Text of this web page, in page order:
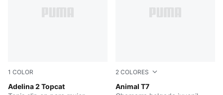
1 COLOR
Adelina 2 Topcat
Toasted Almond-PUMA Black
2 COLORES
Animal T7
PUMA BLACK